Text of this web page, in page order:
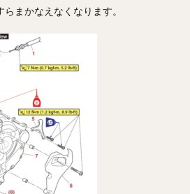
まかなえなくなります。